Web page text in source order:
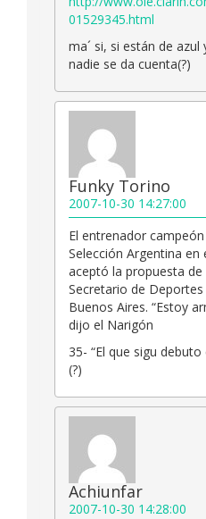
01529345.html
ma´ si, si están de
nadie se da cuenta(?)
Funky Torino
2007-10-30 14:27:00
El entrenador
Selección Argentina en
aceptó la propuesta de
Secretario de
Buenos Aires. “Estoy
dijo el Narigón
35- “El que sigu
(?)
Achiunfar
2007-10-30 14:28:00